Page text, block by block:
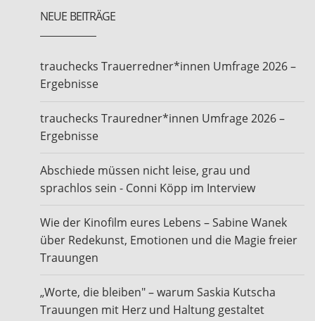
NEUE BEITRÄGE
trauchecks Trauerredner*innen Umfrage 2026 –
Ergebnisse
trauchecks Trauredner*innen Umfrage 2026 –
Ergebnisse
Abschiede müssen nicht leise, grau und
sprachlos sein - Conni Köpp im Interview
Wie der Kinofilm eures Lebens – Sabine Wanek
über Redekunst, Emotionen und die Magie freier
Trauungen
„Worte, die bleiben" – warum Saskia Kutscha
Trauungen mit Herz und Haltung gestaltet